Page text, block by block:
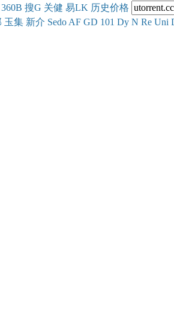
360B 搜G 关健 易LK 历史价格
玉集 新介 Sedo AF GD 101 Dy N Re Uni